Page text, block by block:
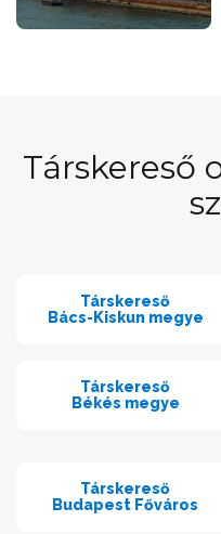
Társkereső
Társkereső
Bács-Kiskun megye
Társkereső
Békés megye
Társkereső
Budapest Főváros